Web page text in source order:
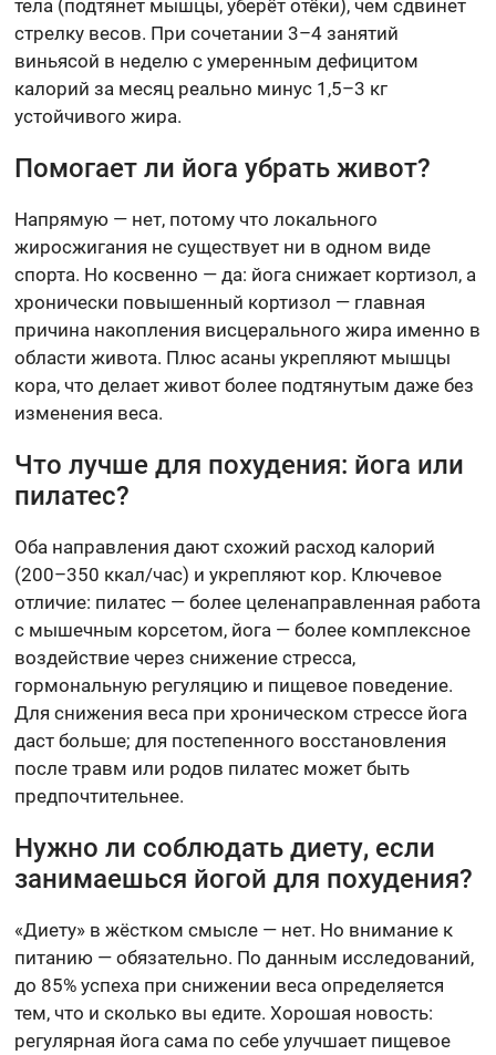
тела (подтянет мышцы, уберёт отёки), чем сдвинет
стрелку весов. При сочетании 3–4 занятий
виньясой в неделю с умеренным дефицитом
калорий за месяц реально минус 1,5–3 кг
устойчивого жира.
Помогает ли йога убрать живот?
Напрямую — нет, потому что локального
жиросжигания не существует ни в одном виде
спорта. Но косвенно — да: йога снижает кортизол, а
хронически повышенный кортизол — главная
причина накопления висцерального жира именно в
области живота. Плюс асаны укрепляют мышцы
кора, что делает живот более подтянутым даже без
изменения веса.
Что лучше для похудения: йога или
пилатес?
Оба направления дают схожий расход калорий
(200–350 ккал/час) и укрепляют кор. Ключевое
отличие: пилатес — более целенаправленная работа
с мышечным корсетом, йога — более комплексное
воздействие через снижение стресса,
гормональную регуляцию и пищевое поведение.
Для снижения веса при хроническом стрессе йога
даст больше; для постепенного восстановления
после травм или родов пилатес может быть
предпочтительнее.
Нужно ли соблюдать диету, если
занимаешься йогой для похудения?
«Диету» в жёстком смысле — нет. Но внимание к
питанию — обязательно. По данным исследований,
до 85% успеха при снижении веса определяется
тем, что и сколько вы едите. Хорошая новость:
регулярная йога сама по себе улучшает пищевое